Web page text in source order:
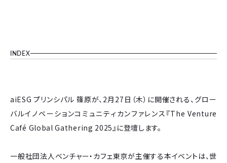
INDEX
aiESG プリンシパル 篠原が、2月27日（木）に開催される、グロー
バルイノベーションコミュニティカンファレンス『The Venture
Café Global Gathering 2025』に登壇します。
一般社団法人ベンチャー・カフェ東京が主催する本イベントは、世